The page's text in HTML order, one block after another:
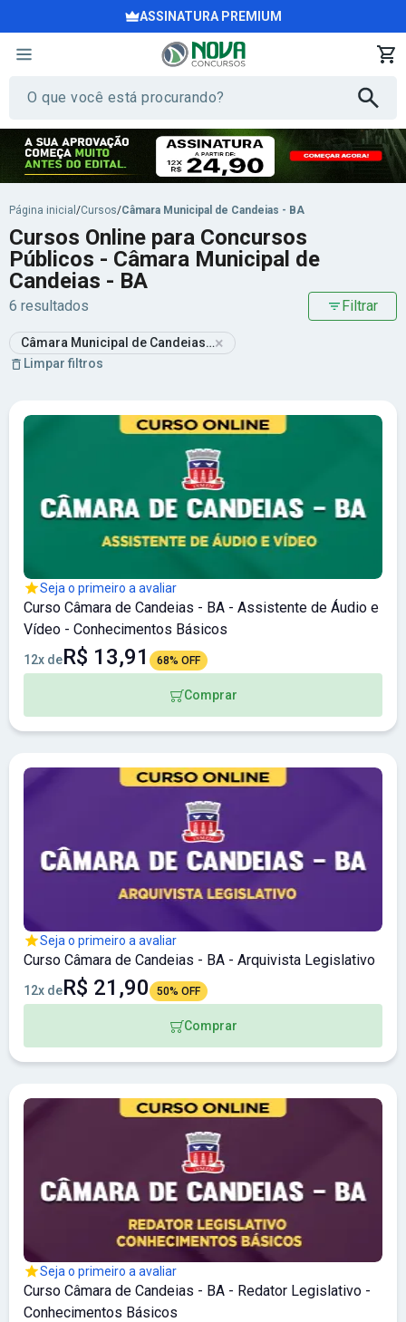
ASSINATURA PREMIUM
Página inicial /Cursos/Câmara Municipal de Candeias - BA
Cursos Online para Concursos
Públicos - Câmara Municipal de
Candeias - BA
6 resultados Filtrar
Câmara Municipal de Candeias - BA
×
Limpar filtros
Seja o primeiro a avaliar
Curso Câmara de Candeias - BA - Assistente de Áudio e
Vídeo - Conhecimentos Básicos
12x deR$ 13,91 68% OFF
Comprar
Seja o primeiro a avaliar
Curso Câmara de Candeias - BA - Arquivista Legislativo
12x deR$ 21,90 50% OFF
Comprar
Seja o primeiro a avaliar
Curso Câmara de Candeias - BA - Redator Legislativo -
Conhecimentos Básicos